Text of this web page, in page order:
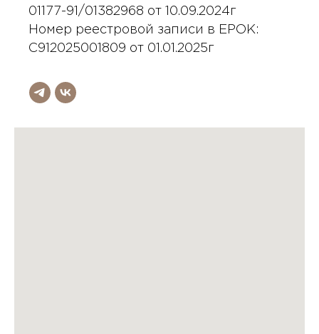
01177-91/01382968 от 10.09.2024г
Номер реестровой записи в ЕРОК:
С912025001809 от 01.01.2025г